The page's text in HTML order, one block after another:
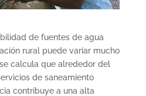
de fuentes de agua
rural puede variar mucho
calcula que alrededor del
de saneamiento
contribuye a una alta